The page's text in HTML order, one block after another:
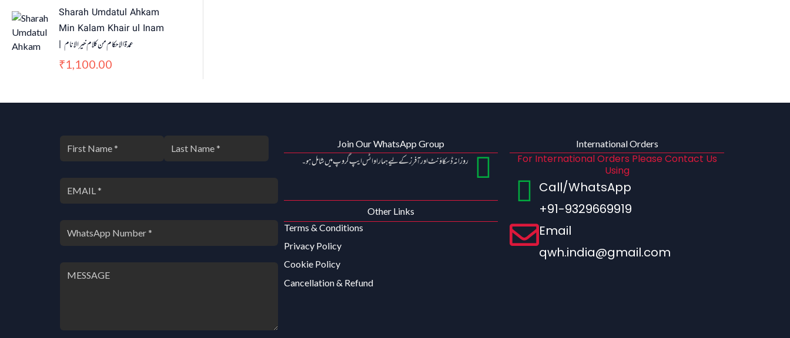
0
0
.
.
Sharah Umdatul Ahkam
Min Kalam Khair ul Inam
| عمدۃ الاحکام من کلام خیر الانام
₹1,100.00
Join Our WhatsApp Group
روزانہ ڈسکاؤنٹ اور آفرز کے لیے ہمارا واٹس ایپ گروپ میں شامل ہو۔
Other Links
Terms & Conditions
Privacy Policy
Cookie Policy
Cancellation & Refund
International Orders
For International Orders Please Contact Us
Using
Call/WhatsApp
+91-9329669919
Email
qwh.india@gmail.com